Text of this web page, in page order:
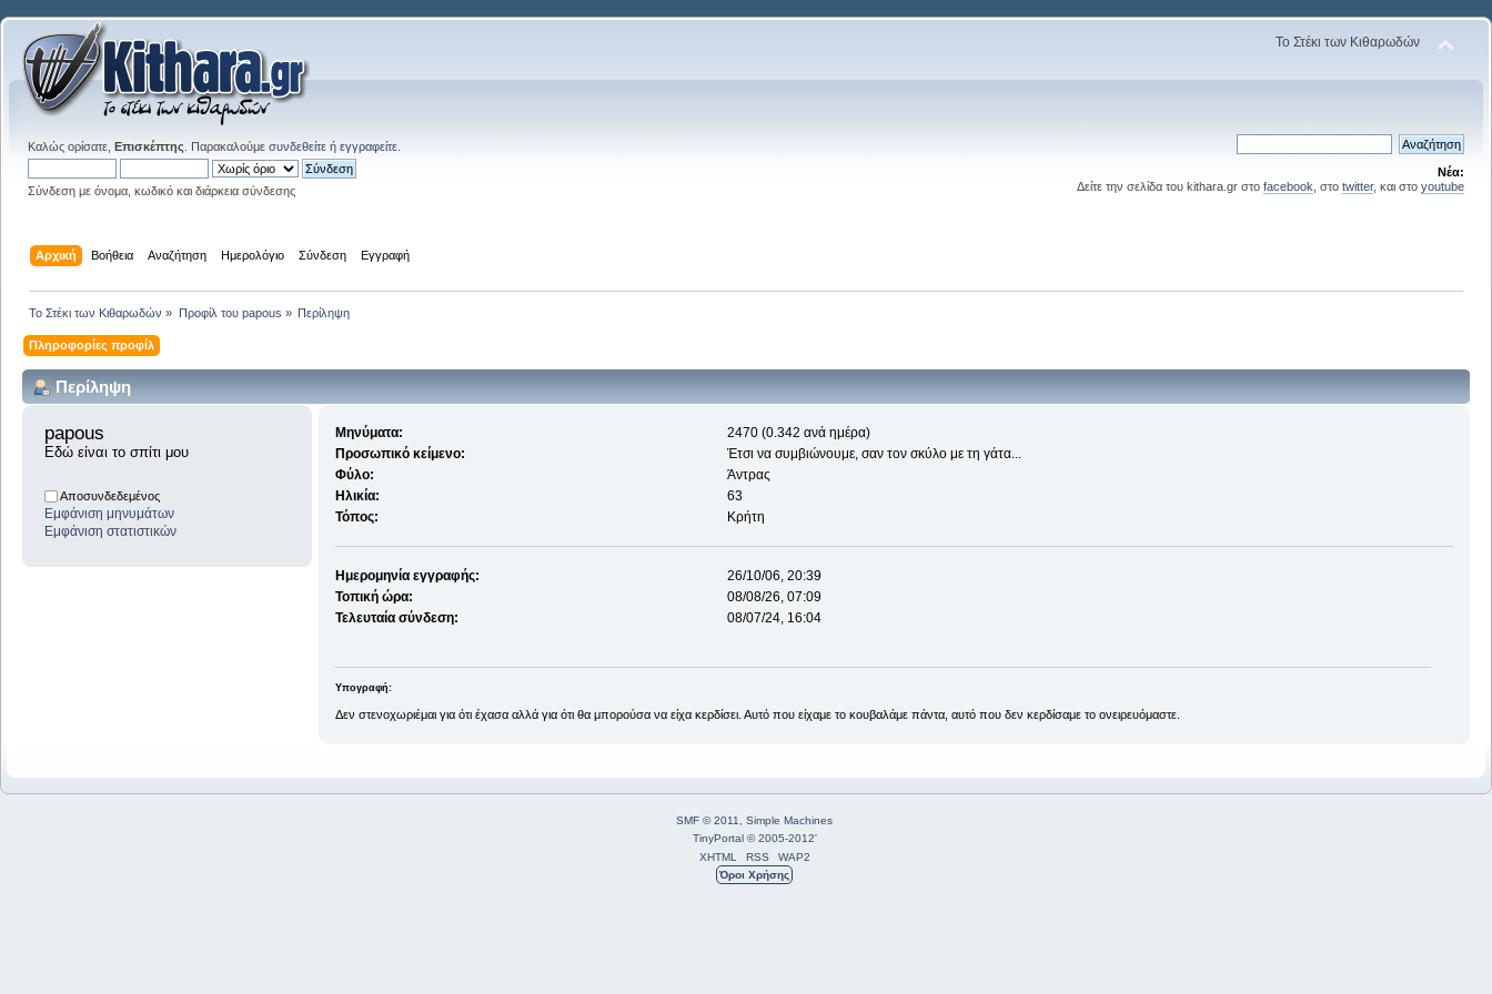
Το Στέκι των Κιθαρωδών
Καλώς ορίσατε, Επισκέπτης . Παρακαλούμε συνδεθείτε ή εγγραφείτε
Σύνδεση με όνομα, κωδικό και διάρκεια σύνδεσης
Νέα:
Δείτε την σελίδα του kithara.gr στο facebook , στο twitter, και στο youtube
Αρχική Βοήθεια Αναζήτηση Ημερολόγιο Σύνδεση Εγγραφή
Το Στέκι των Κιθαρωδών » Προφίλ του papous » Περίληψη
Πληροφορίες προφίλ
Περίληψη
papous
Εδώ είναι το σπίτι μου
Αποσυνδεδεμένος
Εμφάνιση μηνυμάτων
Εμφάνιση στατιστικών
Μηνύματα:
2470 (0.342 ανά ημέρα)
Προσωπικό κείμενο:
Έτσι να συμβιώνουμε, σαν τον σκύλο με τη γάτα...
Φύλο:
Άντρας
Ηλικία:
63
Τόπος:
Κρήτη
Ημερομηνία εγγραφής:
26/10/06, 20:39
Τοπική ώρα:
08/08/26, 07:09
Τελευταία σύνδεση:
08/07/24, 16:04
Υπογραφή:
Δεν στενοχωριέμαι για ότι έχασα αλλά για ότι θα μπορούσα να είχα κερδίσει. Αυτό που είχαμε το κουβαλάμε πάντα, αυτό που δεν κερδίσαμε το ονειρευόμαστε.
SMF © 2011
Simple Machines
TinyPortal © 2005-2012'
XHTML
RSS
WAP2
Όροι Χρήσης